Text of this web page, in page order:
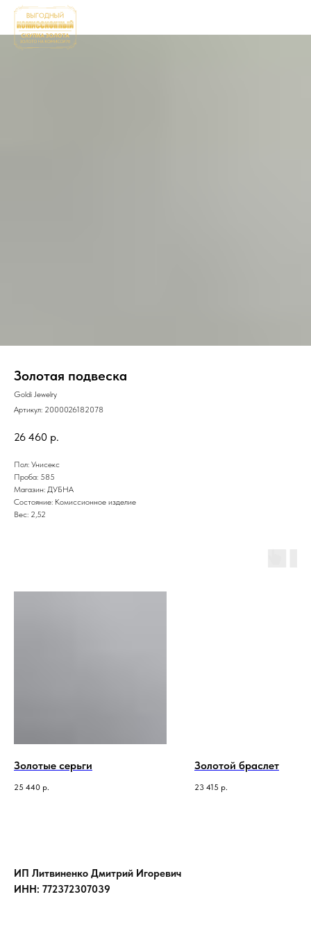
Золотая подвеска
Goldi Jewelry
Артикул: 2000026182078
26 460 р.
Пол: Унисекс
Проба: 585
Магазин: ДУБНА
Состояние: Комиссионное изделие
Вес: 2,52
Золотые серьги
25 440 р.
Золотой браслет
23 415 р.
ИП Литвиненко Дмитрий Игоревич
ИНН: 772372307039